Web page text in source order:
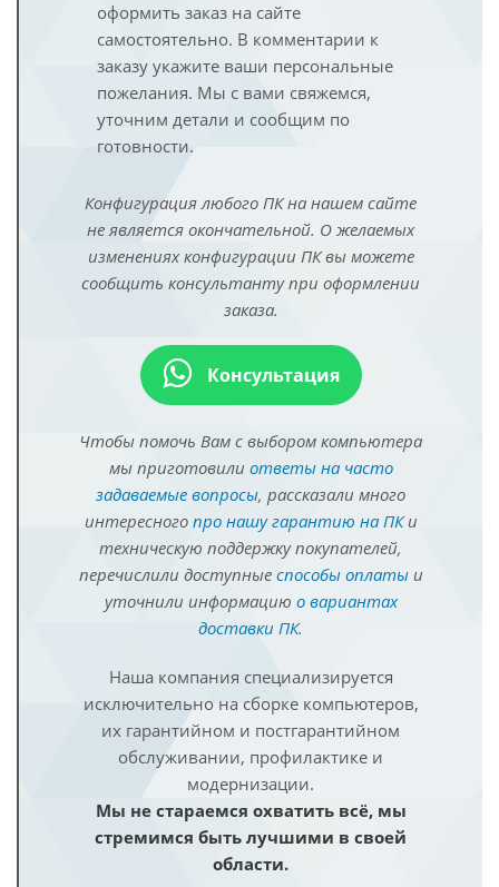
оформить заказ на сайте
самостоятельно. В комментарии к
заказу укажите ваши персональные
пожелания. Мы с вами свяжемся,
уточним детали и сообщим по
готовности.
Конфигурация любого ПК на нашем сайте
не является окончательной. О желаемых
изменениях конфигурации ПК вы можете
сообщить консультанту при оформлении
заказа.
Консультация
Чтобы помочь Вам с выбором компьютера
мы приготовили ответы на часто
задаваемые вопросы, рассказали много
интересного про нашу гарантию на ПКи
техническую поддержку покупателей,
перечислили доступные способы оплатыи
уточнили информацию о вариантах
доставки ПК.
Наша компания специализируется
исключительно на сборке компьютеров,
их гарантийном и постгарантийном
обслуживании, профилактике и
модернизации.
Мы не стараемся охватить всё, мы
стремимся быть лучшими в своей
области.